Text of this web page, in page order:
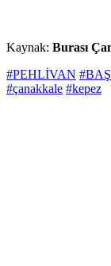
Kaynak: Burası
#PEHLİVAN
#çanakkale #kepez